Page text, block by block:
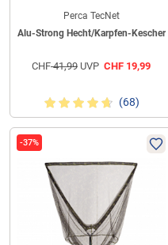
Perca TecNet
Alu-Strong Hecht/Karpfen-Kescher
CHF41,99 UVP CHF 19,99
(68)
-37%